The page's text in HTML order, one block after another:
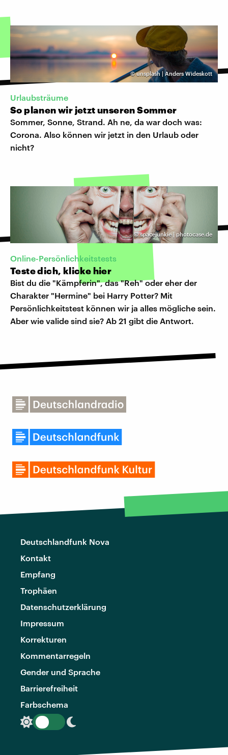
©unsplash | Anders Wideskott
Urlaubsträume
So planen wir jetzt unseren Sommer
Sommer, Sonne, Strand. Ah ne, da war doch was:
Corona. Also können wir jetzt in den Urlaub oder
nicht?
©spacejunkie | photocase.de
Online-Persönlichkeitstests
Teste dich, klicke hier
Bist du die "Kämpferin", das "Reh" oder eher der
Charakter "Hermine" bei Harry Potter? Mit
Persönlichkeitstest können wir ja alles mögliche sein.
Aber wie valide sind sie? Ab 21 gibt die Antwort.
Deutschlandfunk Nova
Kontakt
Empfang
Trophäen
Datenschutzerklärung
Impressum
Korrekturen
Kommentarregeln
Gender und Sprache
Barrierefreiheit
Farbschema